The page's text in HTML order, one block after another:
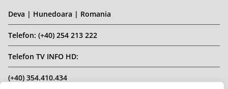
Deva | Hunedoara | Romania
Telefon: (+40) 254 213 222
Telefon TV INFO HD:
(+40) 354.410.434